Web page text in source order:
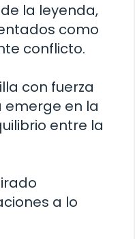
la leyenda,
como
conflicto.
con fuerza
emerge en la
entre la
a lo